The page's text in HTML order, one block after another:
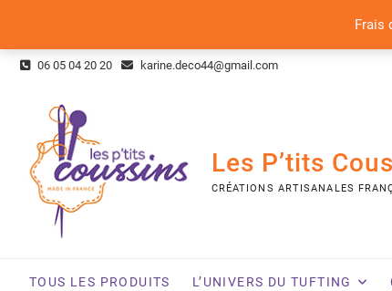
Frais
Skip
06 05 04 20 20 karine.deco44@gmail.com
Les P’tits
CRÉATIONS ARTISANALES
TOUS LES PRODUITS L’UNIVERS DU TUFTING